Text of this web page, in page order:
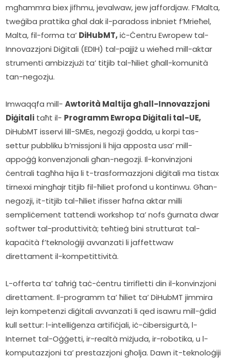
mgħammra biex jifhmu, jevalwaw, jew jaffordjaw. F’Malta,
tweġiba prattika għal dak il-paradoss inbniet f’Mrieħel,
Malta, fil-forma ta’ DiHubMT, iċ-Ċentru Ewropew tal-
Innovazzjoni Diġitali (EDIH) tal-pajjiż u wieħed mill-aktar
strumenti ambizzjużi ta’ titjib tal-ħiliet għall-komunità
tan-negozju.
Imwaqqfa mill- Awtorità Maltija għall-Innovazzjoni
Diġitali taħt il- Programm Ewropa Diġitali tal-UE,
DiHubMT isservi lill-SMEs, negozji ġodda, u korpi tas-
settur pubbliku b’missjoni li hija apposta usa’ mill-
appoġġ konvenzjonali għan-negozji. Il-konvinzjoni
ċentrali tagħha hija li t-trasformazzjoni diġitali ma tistax
tirnexxi mingħajr titjib fil-ħiliet profond u kontinwu. Għan-
negozji, it-titjib tal-ħiliet ifisser ħafna aktar milli
sempliċement tattendi workshop ta’ nofs ġurnata dwar
softwer tal-produttività; teħtieġ bini strutturat tal-
kapaċità f’teknoloġiji avvanzati li jaffettwaw
direttament il-kompetittività.
L-offerta ta’ taħriġ taċ-ċentru tirrifletti din il-konvinzjoni
direttament. Il-programm ta’ ħiliet ta’ DiHubMT jimmira
lejn kompetenzi diġitali avvanzati li qed isawru mill-ġdid
kull settur: l-intelliġenza artifiċjali, iċ-ċibersigurtà, l-
Internet tal-Oġġetti, ir-realtà miżjuda, ir-robotika, u l-
komputazzjoni ta’ prestazzjoni għolja. Dawn it-teknoloġiji